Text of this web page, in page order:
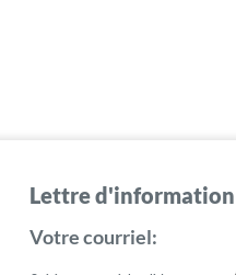
Lettre d'information
Votre courriel: